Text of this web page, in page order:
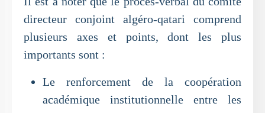
directeur conjoint algéro-qatari comprend
plusieurs axes et points, dont les plus
importants sont :
Le renforcement de la coopération
académique institutionnelle entre les